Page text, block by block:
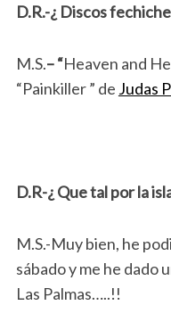
D.R.-¿ Discos
M.S.– “Heaven and
“Painkiller ” de Judas
D.R-¿ Que tal por la
M.S.-Muy bien, he
sábado y me he dado
Las Palmas…..!!